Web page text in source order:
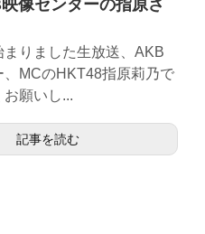
像センターの指原さ
まりました生放送、AKB
、MCのHKT48指原莉乃で
願いし...
記事を読む